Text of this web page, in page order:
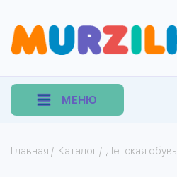
МЕНЮ
Главная / Каталог / Детская обувь